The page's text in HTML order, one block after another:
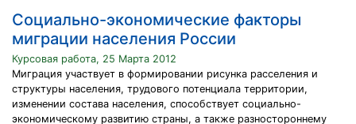
Социально-экономические факторы
миграции населения России
Курсовая работа, 25 Марта 2012
Миграция участвует в формировании рисунка расселения и
структуры населения, трудового потенциала территории,
изменении состава населения, способствует социально-
экономическому развитию страны, а также разностороннему